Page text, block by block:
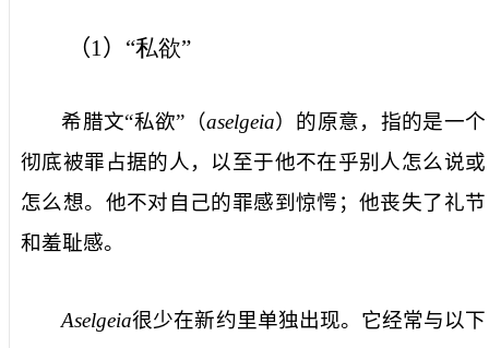
（1） “私欲”
希腊文“私欲”（aselgeia）的原意，指的是一个
彻底被罪占据的人，以至于他不在乎别人怎么说或
怎么想。他不对自己的罪感到惊愕；他丧失了礼节
和羞耻感。
Aselgeia很少在新约里单独出现。它经常与以下